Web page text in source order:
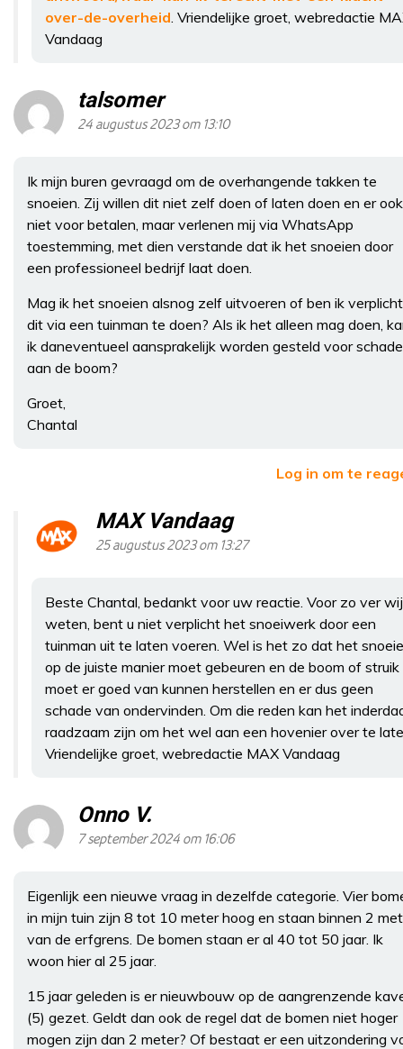
over-de-overheid . Vriendelijke groet, webredactie
Vandaag
talsomer
24 augustus 2023 om 13:10
Ik mijn buren gevraagd om de overhangende takken te
snoeien. Zij willen dit niet zelf doen of laten doen en er ook
niet voor betalen, maar verlenen mij via WhatsApp
toestemming, met dien verstande dat ik het snoeien door
een professioneel bedrijf laat doen.
Mag ik het snoeien alsnog zelf uitvoeren of ben ik verplicht
dit via een tuinman te doen? Als ik het alleen mag doen,
ik daneventueel aansprakelijk worden gesteld voor schade
aan de boom?
Groet,
Chantal
Log in om te
MAX Vandaag
25 augustus 2023 om 13:27
Beste Chantal, bedankt voor uw reactie. Voor zo ver wij
weten, bent u niet verplicht het snoeiwerk door een
tuinman uit te laten voeren. Wel is het zo dat het
op de juiste manier moet gebeuren en de boom of struik
moet er goed van kunnen herstellen en er dus geen
schade van ondervinden. Om die reden kan het
raadzaam zijn om het wel aan een hovenier over te
Vriendelijke groet, webredactie MAX Vandaag
Onno V.
7 september 2024 om 16:06
Eigenlijk een nieuwe vraag in dezelfde categorie. Vier
in mijn tuin zijn 8 tot 10 meter hoog en staan binnen 2
van de erfgrens. De bomen staan er al 40 tot 50 jaar. Ik
woon hier al 25 jaar.
15 jaar geleden is er nieuwbouw op de aangrenzende
(5) gezet. Geldt dan ook de regel dat de bomen niet hoger
mogen zijn dan 2 meter? Of bestaat er een uitzondering